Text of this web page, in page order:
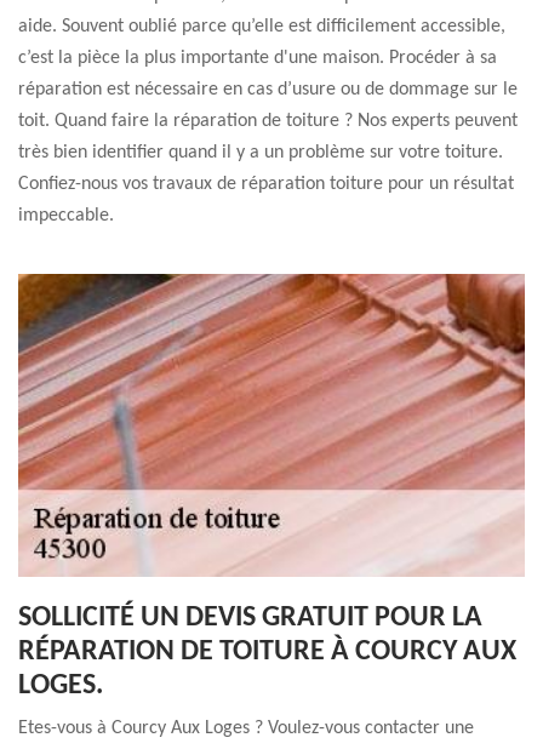
aide. Souvent oublié parce qu’elle est difficilement accessible,
c’est la pièce la plus importante d'une maison. Procéder à sa
réparation est nécessaire en cas d’usure ou de dommage sur le
toit. Quand faire la réparation de toiture ? Nos experts peuvent
très bien identifier quand il y a un problème sur votre toiture.
Confiez-nous vos travaux de réparation toiture pour un résultat
impeccable.
SOLLICITÉ UN DEVIS GRATUIT POUR LA
RÉPARATION DE TOITURE À COURCY AUX
LOGES.
Etes-vous à Courcy Aux Loges ? Voulez-vous contacter une